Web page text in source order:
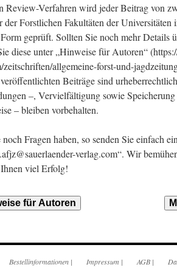
Review-Verfahren wird jeder Beitrag von
der Forstlichen Fakultäten der
geprüft. Sollten Sie noch mehr Details
diese unter „Hinweise für Autoren“
zeitschriften/allgemeine-forst-und-
Beiträge sind
–, Vervielfältigung sowie
– bleiben vorbehalten.
Fragen haben, so senden Sie einfach
verlag.com“. Wir
viel Erfolg!
für Autoren
Bestellinformationen | Impressum | AGB |